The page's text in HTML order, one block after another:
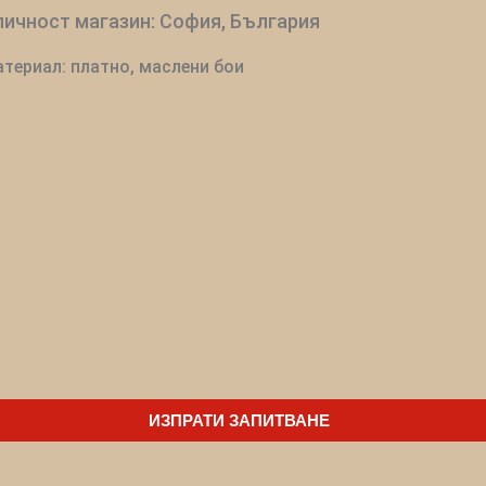
магазин: София, България
платно, маслени бои
ИЗПРАТИ ЗАПИТВАНЕ